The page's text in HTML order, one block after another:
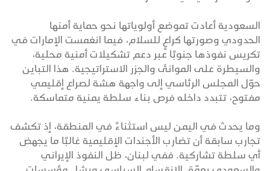
السعودية أعادت تموضع أولوياتها نحو حماية أمنها
الحدودي وصورتها كراعٍ للسلام، فيما انغمست الإمارات في
تكريس نفوذها جنوبًا عبر دعم تشكيلات أمنية محلية،
والسيطرة على الموانئ والجزر الاستراتيجية. هذا التباين
حوّل المجلس الرئاسي إلى واجهة هشة لصراع إقليمي
مفتوح، تتبدد داخله فرص بناء سلطة يمنية متماسكة.
وما يحدث في اليمن ليس استثناءً في المنطقة، إذ تكشف
تجارب سابقة أن تضارب الأجندات الإقليمية غالبًا ما يجهض
أي سلطة تشاركية. ففي لبنان، ظل النفوذ الإيراني